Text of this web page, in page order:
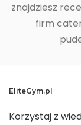
znajdziesz
firm
EliteGym.pl
Korzystaj z